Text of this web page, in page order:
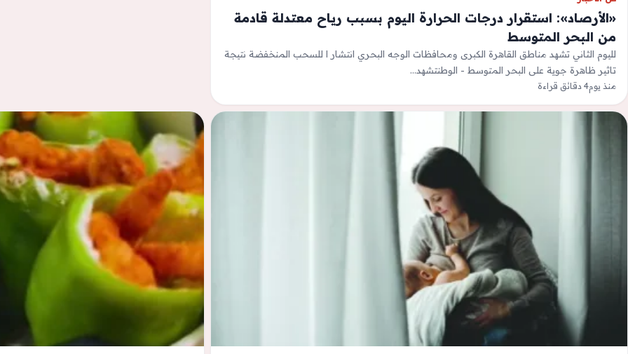
«الأرصاد»: استقرار درجات الحرارة اليوم بسبب رياح معتدلة قادمة
من البحر المتوسط
لليوم الثاني تشهد مناطق القاهرة الكبرى ومحافظات الوجه البحري انتشار ا للسحب المنخفضة نتيجة
تاثير ظاهرة جوية على البحر المتوسط - الوطنتشهد…
منذ يوم4 دقائق قراءة